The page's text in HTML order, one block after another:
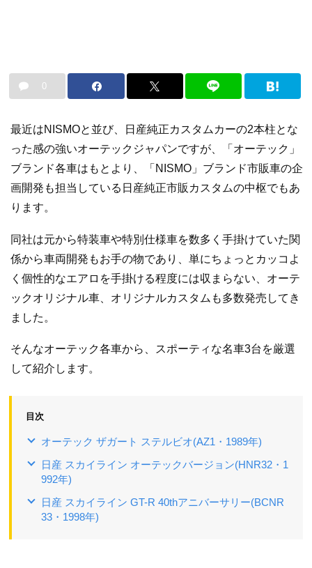
0
最近はNISMOと並び、日産純正カスタムカーの2本柱とな
った感の強いオーテックジャパンですが、「オーテック」
ブランド各車はもとより、「NISMO」ブランド市販車の企
画開発も担当している日産純正市販カスタムの中枢でもあ
ります。
同社は元から特装車や特別仕様車を数多く手掛けていた関
係から車両開発もお手の物であり、単にちょっとカッコよ
く個性的なエアロを手掛ける程度には収まらない、オーテ
ックオリジナル車、オリジナルカスタムも多数発売してき
ました。
そんなオーテック各車から、スポーティな名車3台を厳選
して紹介します。
目次
オーテック ザガート ステルビオ(AZ1・1989年)
日産 スカイライン オーテックバージョン(HNR32・1
992年)
日産 スカイライン GT-R 40thアニバーサリー(BCNR
33・1998年)